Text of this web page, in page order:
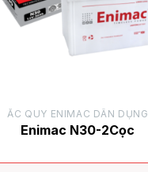
ẮC QUY ENIMAC DÂN DỤNG
Enimac N30-2Cọc